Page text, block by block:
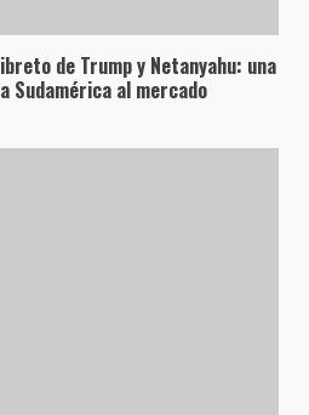
de Trump y Netanyahu: una
Sudamérica al mercado